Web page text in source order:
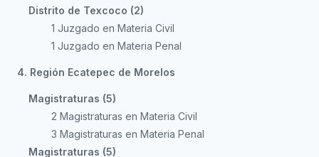
Distrito de Texcoco (2)
1 Juzgado en Materia Civil
1 Juzgado en Materia Penal
4. Región Ecatepec de Morelos
Magistraturas (5)
2 Magistraturas en Materia Civil
3 Magistraturas en Materia Penal
Magistraturas (5)